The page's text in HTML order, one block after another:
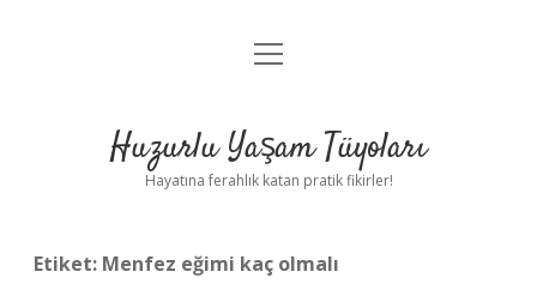
Anasayfa
Yasal Uyarı
menüyü
Huzurlu Yaşam Tüyoları
Hayatına ferahlık katan pratik fikirler!
Etiket: Menfez eğimi kaç olmalı